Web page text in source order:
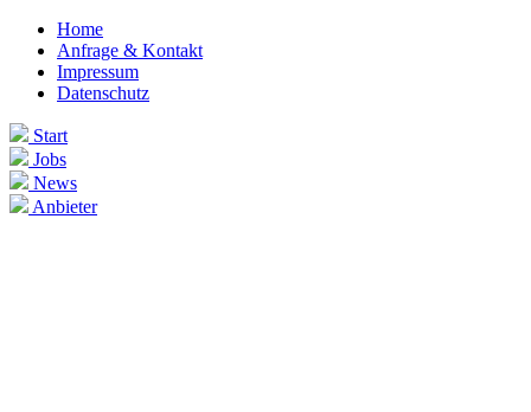
Home
Anfrage & Kontakt
Impressum
Datenschutz
Start
Jobs
News
Anbieter